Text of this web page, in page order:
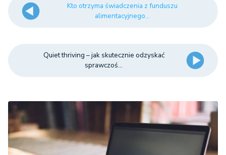
Kto otrzyma świadczenia z funduszu
alimentacyjnego...
Quiet thriving – jak skutecznie odzyskać
sprawczoś...